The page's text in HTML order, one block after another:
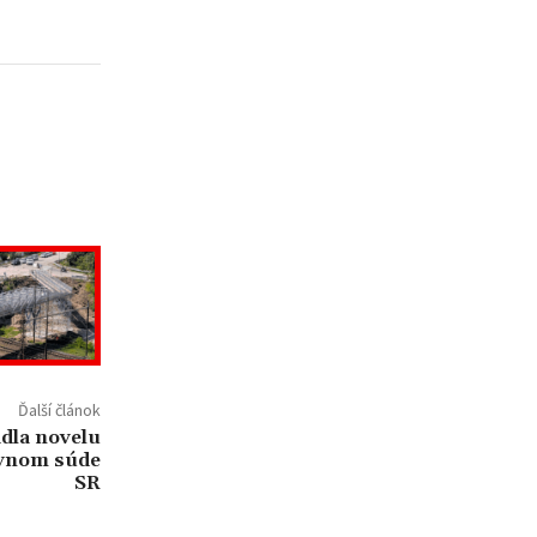
Ďalší článok
novelu
súde
SR